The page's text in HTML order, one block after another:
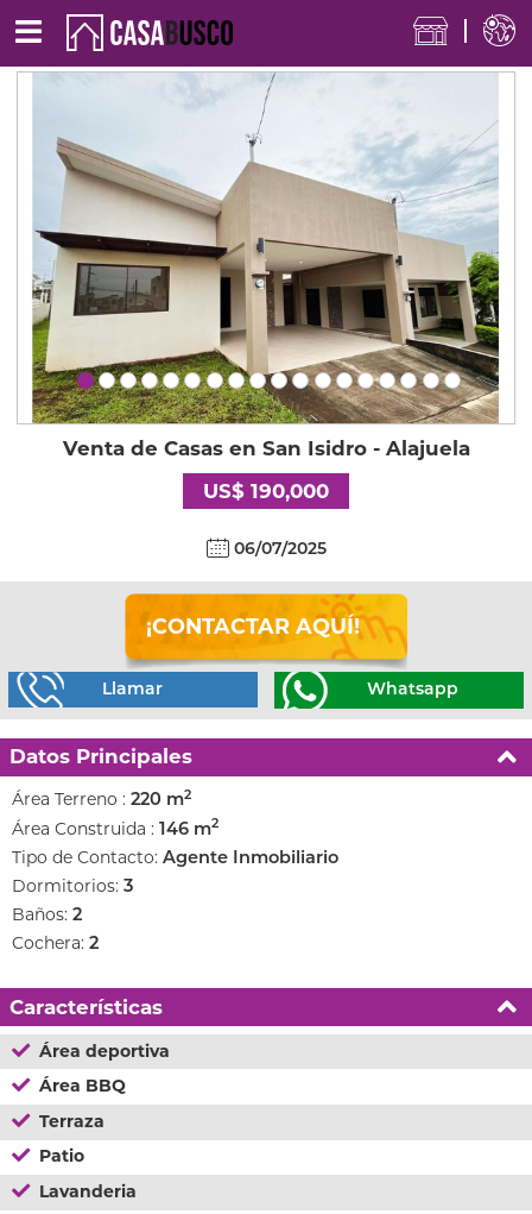
Venta de Casas en San Isidro - Alajuela
US$ 190,000
06/07/2025
¡CONTACTAR AQUÍ!
Llamar Whatsapp
Datos Principales
Área Terreno : 220 m2
Área Construida : 146 m2
Tipo de Contacto: Agente Inmobiliario
Dormitorios: 3
Baños: 2
Cochera: 2
Características
Área deportiva
Área BBQ
Terraza
Patio
Lavanderia